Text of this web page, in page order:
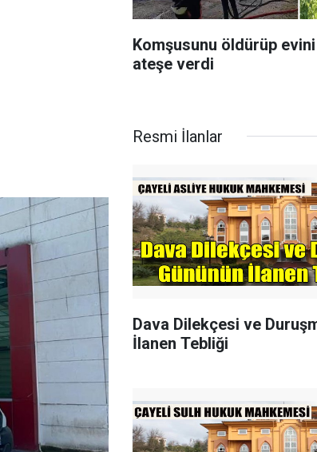
Komşusunu öldürüp evini
ateşe verdi
Resmi İlanlar
Dava Dilekçesi ve
İlanen Tebliği